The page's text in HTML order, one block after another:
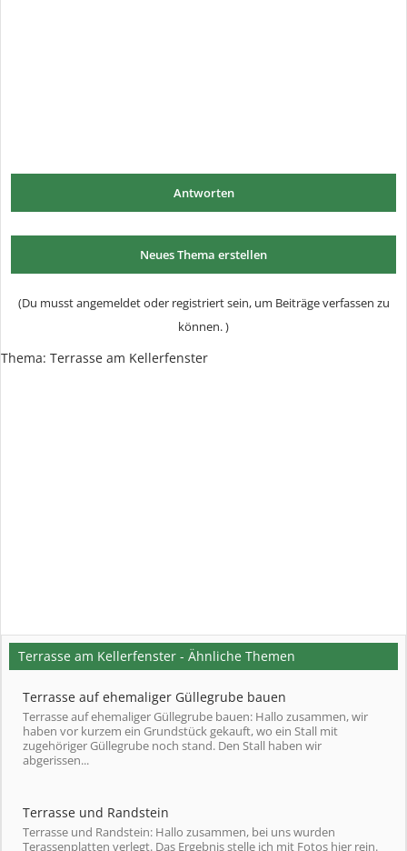
Antworten
Neues Thema erstellen
(Du musst angemeldet oder registriert sein, um Beiträge verfassen zu
können. )
Thema: Terrasse am Kellerfenster
Terrasse am Kellerfenster - Ähnliche Themen
Terrasse auf ehemaliger Güllegrube bauen
Terrasse auf ehemaliger Güllegrube bauen: Hallo zusammen, wir
haben vor kurzem ein Grundstück gekauft, wo ein Stall mit
zugehöriger Güllegrube noch stand. Den Stall haben wir
abgerissen...
Terrasse und Randstein
Terrasse und Randstein: Hallo zusammen, bei uns wurden
Terassenplatten verlegt. Das Ergebnis stelle ich mit Fotos hier rein.